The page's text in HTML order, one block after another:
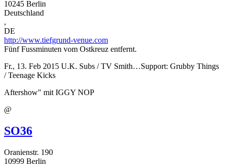
10245 Berlin
Deutschland
,
DE
http://www.tiefgrund-venue.com
Fünf Fussminuten vom Ostkreuz entfernt.
Fr., 13. Feb 2015 U.K. Subs / TV Smith…Support: Grubby Things
/ Teenage Kicks
Aftershow" mit IGGY NOP
@
SO36
Oranienstr. 190
10999 Berlin